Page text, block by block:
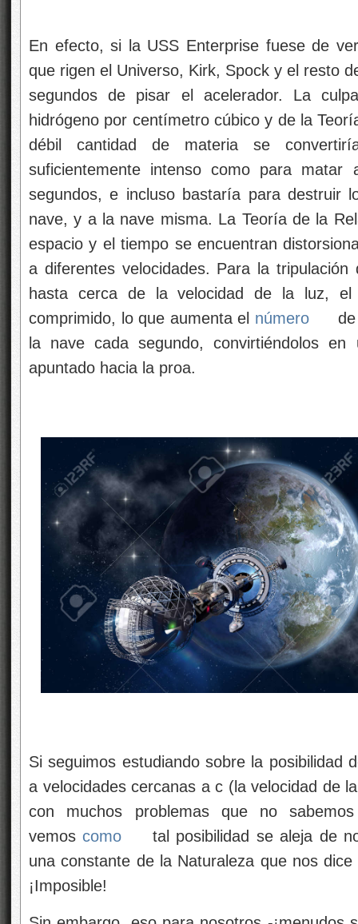
En efecto, si la USS Enterprise fuese de
que rigen el Universo, Kirk, Spock y el resto
segundos de pisar el acelerador. La
hidrógeno por centímetro cúbico y de la
débil cantidad de materia se
suficientemente intenso como para
segundos, e incluso bastaría para destruir
nave, y a la nave misma. La Teoría de la
espacio y el tiempo se encuentran
a diferentes velocidades. Para la
hasta cerca de la velocidad de la luz, el
comprimido, lo que aumenta el número
la nave cada segundo, convirtiéndolos
apuntado hacia la proa.
Si seguimos estudiando sobre la posibilidad
a velocidades cercanas a c (la velocidad de
con muchos problemas que no
vemoscomo
tal posibilidad se aleja de
una constante de la Naturaleza que nos
¡Imposible!